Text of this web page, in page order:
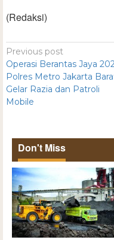
(Redaksi)
Previous post
Operasi Berantas Jaya
Polres Metro Jakarta
Gelar Razia dan Patroli
Mobile
Don't Miss